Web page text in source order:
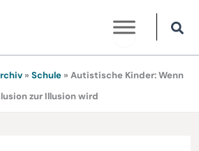
» Schule » Autistische Kinder: Wenn
zur Illusion wird